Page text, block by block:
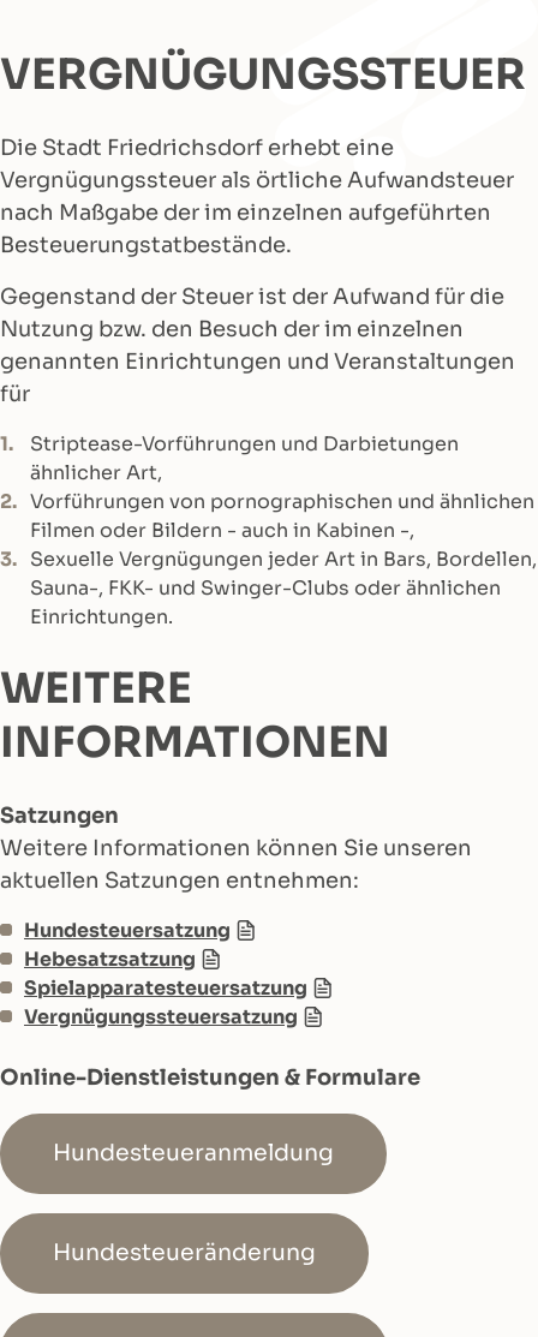
VERGNÜGUNGSSTEUER
Die Stadt Friedrichsdorf erhebt eine
Vergnügungssteuer als örtliche Aufwandsteuer
nach Maßgabe der im einzelnen aufgeführten
Besteuerungstatbestände.
Gegenstand der Steuer ist der Aufwand für die
Nutzung bzw. den Besuch der im einzelnen
genannten Einrichtungen und Veranstaltungen
für
Striptease-Vorführungen und Darbietungen
ähnlicher Art,
Vorführungen von pornographischen und ähnlichen
Filmen oder Bildern - auch in Kabinen -,
Sexuelle Vergnügungen jeder Art in Bars, Bordellen,
Sauna-, FKK- und Swinger-Clubs oder ähnlichen
Einrichtungen.
WEITERE
INFORMATIONEN
Satzungen
Weitere Informationen können Sie unseren
aktuellen Satzungen entnehmen:
Hundesteuersatzung
Hebesatzsatzung
Spielapparatesteuersatzung
Vergnügungssteuersatzung
Online-Dienstleistungen & Formulare
Hundesteueranmeldung
Hundesteueränderung